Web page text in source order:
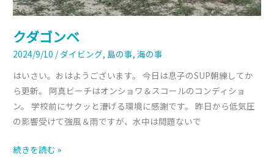
クダゴンベ
2024/9/10 / ダイビング, 島の事,海の事
はいさい。おはようございます。 今日は息子のSUP朝練してか
ら更新。 阿真ビーチはオンショワ＆スコールのコンディショ
ン。 学校前にサクッと漕げる環境に感謝です。 昨日から低気圧
の影響受けて強風＆雨ですが、水中は問題ないで
続きを読む »